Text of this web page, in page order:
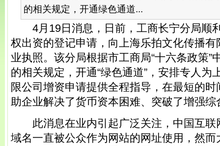
的相关规定，开通绿色通道...
4月19日消息，日前，工商长宁分局顺
权出资的登记申请，向上海乐拍文化传播
业执照。该分局根据市工商局“十六条政策”
的相关规定，开通“绿色通道”，安排专人为
限公司增资申请提供全程指导，在最短的
助企业解决了货币资本困难、突破了增强综
此消息在业内引起广泛关注，中国互联
域名一直被公众作为网站的网址使用，然